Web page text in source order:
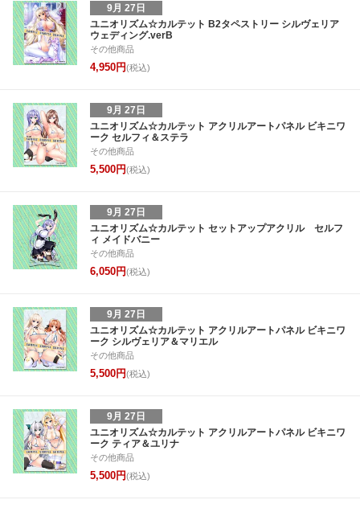
9月 27日
ユニオリズム☆カルテット B2タペストリー シルヴェリア
ウェディング.verB
その他商品
4,950円(税込)
9月 27日
ユニオリズム☆カルテット アクリルアートパネル ビキニワ
ーク セルフィ＆ステラ
その他商品
5,500円(税込)
9月 27日
ユニオリズム☆カルテット セットアップアクリル セルフ
ィ メイドバニー
その他商品
6,050円(税込)
9月 27日
ユニオリズム☆カルテット アクリルアートパネル ビキニワ
ーク シルヴェリア＆マリエル
その他商品
5,500円(税込)
9月 27日
ユニオリズム☆カルテット アクリルアートパネル ビキニワ
ーク ティア＆ユリナ
その他商品
5,500円(税込)